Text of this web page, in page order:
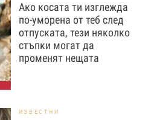
Ако косата ти изглежда
по-уморена от теб след
отпуската, тези няколко
стъпки могат да
променят нещата
ИЗВЕСТНИ